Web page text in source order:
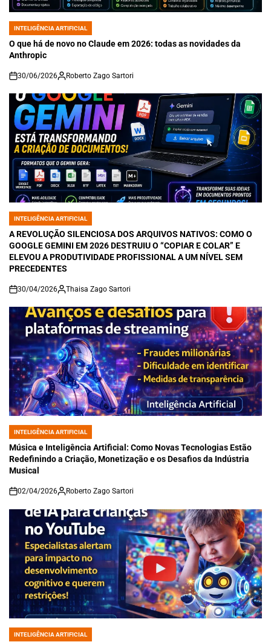
POSTED
IN
INTELIGÊNCIA ARTIFICIAL
O que há de novo no Claude em 2026: todas as novidades da
Anthropic
on
30/06/2026 Roberto Zago Sartori
POSTED
IN
INTELIGÊNCIA ARTIFICIAL
A REVOLUÇÃO SILENCIOSA DOS ARQUIVOS NATIVOS: COMO O
GOOGLE GEMINI EM 2026 DESTRUIU O “COPIAR E COLAR” E
ELEVOU A PRODUTIVIDADE PROFISSIONAL A UM NÍVEL SEM
PRECEDENTES
on
30/04/2026 Thaisa Zago Sartori
POSTED
IN
INTELIGÊNCIA ARTIFICIAL
Música e Inteligência Artificial: Como Novas Tecnologias Estão
Redefinindo a Criação, Monetização e os Desafios da Indústria
Musical
on
02/04/2026 Roberto Zago Sartori
POSTED
INTELIGÊNCIA ARTIFICIAL